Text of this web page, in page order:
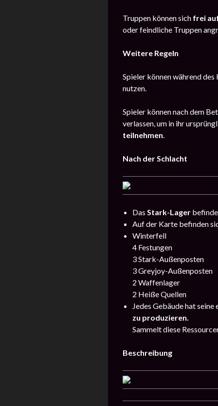
Truppen können sich frei
oder feindliche Truppen
Weitere Regeln
Spieler können während
nutzen.
Spieler können nach dem
verlassen, um in ihr
teilnehmen.
Nach der Schlacht
Das Stark-Lager
Auf der Karte befinden
Winterfell
4 Festungen
3 Stark-Außenposten
3 Greyjoy-Außenposten
2 Waffenlager
2 Heiße Quellen
Jedes Gebäude hat
zu produzieren.
Sammelt diese
Beschreibung